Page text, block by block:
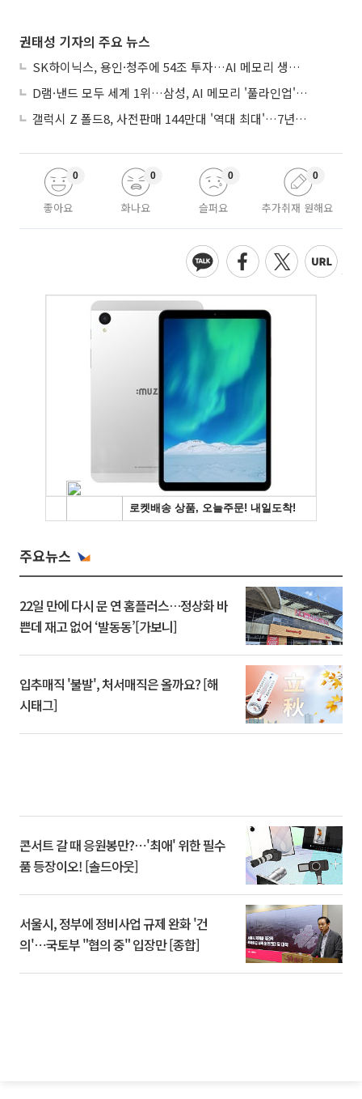
권태성 기자의 주요 뉴스
SK하이닉스, 용인·청주에 54조 투자…AI 메모리 생산기지 키운다
D램·낸드 모두 세계 1위…삼성, AI 메모리 '풀라인업'으로 승부
갤럭시 Z 폴드8, 사전판매 144만대 '역대 최대'…7년만에 갤노트10 기록 넘어
좋아요
0
화나요
0
슬퍼요
0
추가취재 원해요
0
주요뉴스
22일 만에 다시 문 연 홈플러스…정상화 바
쁜데 재고 없어 ‘발동동’[가보니]
입추매직 '불발', 처서매직은 올까요? [해
시태그]
콘서트 갈 때 응원봉만?⋯'최애' 위한 필수
품 등장이오! [솔드아웃]
서울시, 정부에 정비사업 규제 완화 '건
의'⋯국토부 "협의 중" 입장만 [종합]